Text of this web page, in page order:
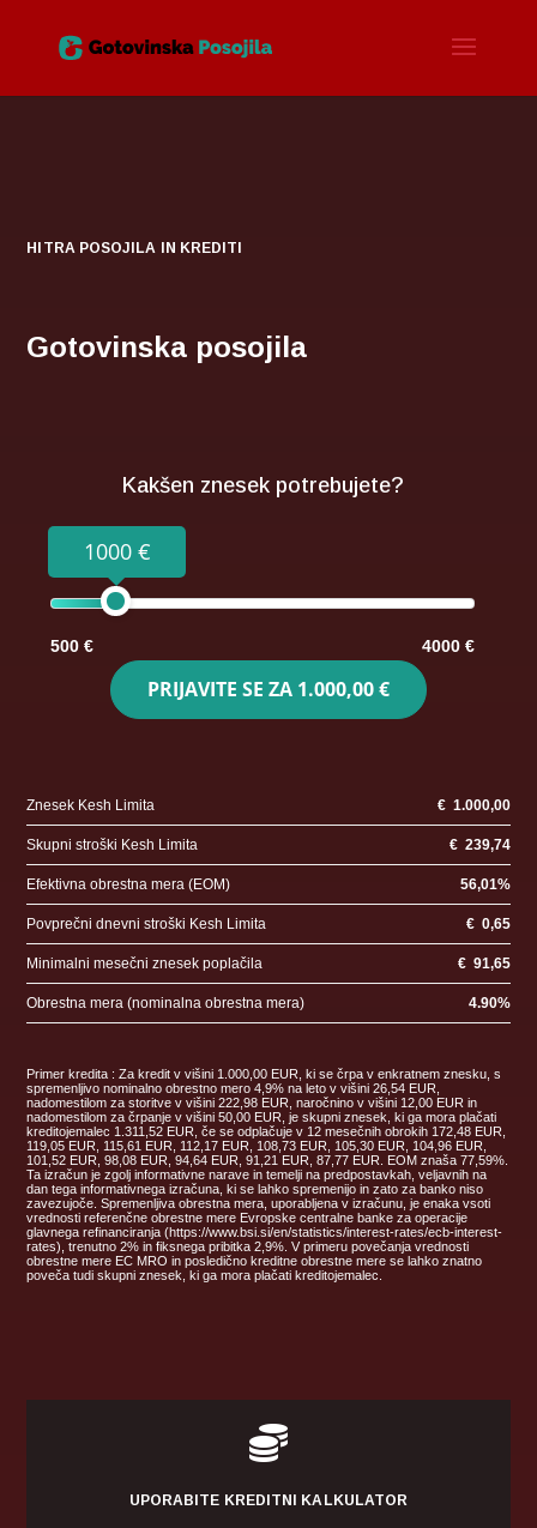
HITRA POSOJILA IN KREDITI
Gotovinska posojila
Kakšen znesek potrebujete?
1000 €
500 € 4000 €
PRIJAVITE SE ZA 1.000,00 €
Znesek Kesh Limita € 1.000,00
Skupni stroški Kesh Limita € 239,74
Efektivna obrestna mera (EOM) 56,01%
Povprečni dnevni stroški Kesh Limita € 0,65
Minimalni mesečni znesek poplačila € 91,65
Obrestna mera (nominalna obrestna mera) 4.90%
Primer kredita : Za kredit v višini 1.000,00 EUR, ki se črpa v enkratnem znesku, s
spremenljivo nominalno obrestno mero 4,9% na leto v višini 26,54 EUR,
nadomestilom za storitve v višini 222,98 EUR, naročnino v višini 12,00 EUR in
nadomestilom za črpanje v višini 50,00 EUR, je skupni znesek, ki ga mora plačati
kreditojemalec 1.311,52 EUR, če se odplačuje v 12 mesečnih obrokih 172,48 EUR,
119,05 EUR, 115,61 EUR, 112,17 EUR, 108,73 EUR, 105,30 EUR, 104,96 EUR,
101,52 EUR, 98,08 EUR, 94,64 EUR, 91,21 EUR, 87,77 EUR. EOM znaša 77,59%.
Ta izračun je zgolj informativne narave in temelji na predpostavkah, veljavnih na
dan tega informativnega izračuna, ki se lahko spremenijo in zato za banko niso
zavezujoče. Spremenljiva obrestna mera, uporabljena v izračunu, je enaka vsoti
vrednosti referenčne obrestne mere Evropske centralne banke za operacije
glavnega refinanciranja (https://www.bsi.si/en/statistics/interest-rates/ecb-interest-
rates), trenutno 2% in fiksnega pribitka 2,9%. V primeru povečanja vrednosti
obrestne mere EC MRO in posledično kreditne obrestne mere se lahko znatno
poveča tudi skupni znesek, ki ga mora plačati kreditojemalec.

UPORABITE KREDITNI KALKULATOR